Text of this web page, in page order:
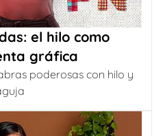
el hilo como
gráfica
poderosas con hilo y